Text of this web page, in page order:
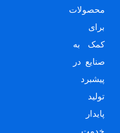
محصولات
برای
کمک به
صنایع در
پیشبرد
تولید
پایدار
خدمت